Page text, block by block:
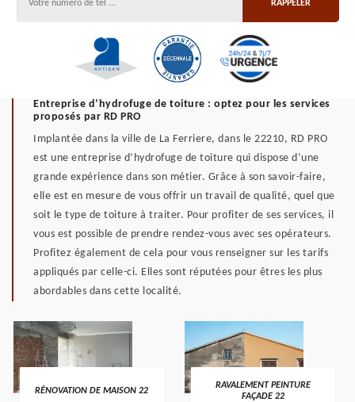
Entreprise d’hydrofuge de toiture : optez pour les services
proposés par RD PRO
Implantée dans la ville de La Ferriere, dans le 22210, RD PRO
est une entreprise d’hydrofuge de toiture qui dispose d’une
grande expérience dans son métier. Grâce à son savoir-faire,
elle est en mesure de vous offrir un travail de qualité, quel que
soit le type de toiture à traiter. Pour profiter de ses services, il
vous est possible de prendre rendez-vous avec ses opérateurs.
Profitez également de cela pour vous renseigner sur les tarifs
appliqués par celle-ci. Elles sont réputées pour êtres les plus
abordables dans cette localité.
RÉNOVATION DE MAISON 22
RAVALEMENT PEINTURE
FAÇADE 22